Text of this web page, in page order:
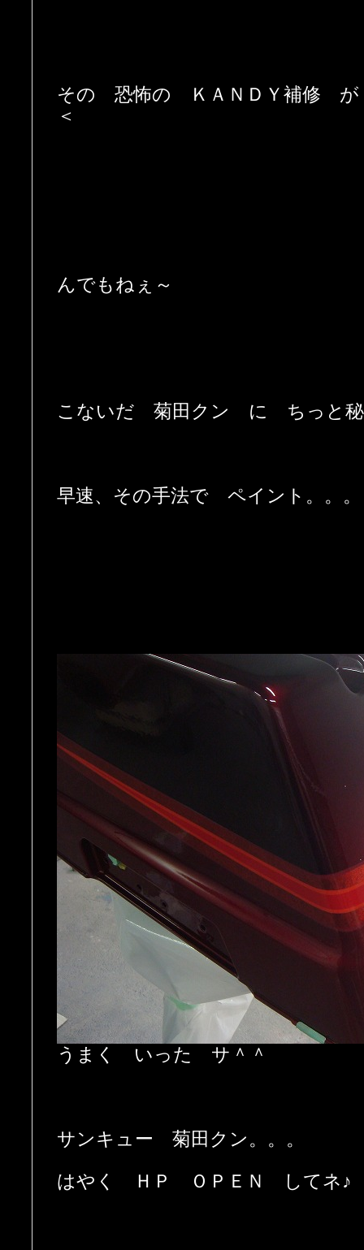
その 恐怖の ＫＡＮＤＹ補修 が
＜
んでもねぇ～
こないだ 菊田クン に ちっと秘
早速、その手法で ペイント。。。
うまく いった サ＾＾
サンキュー 菊田クン。。。
はやく ＨＰ ＯＰＥＮ してネ♪